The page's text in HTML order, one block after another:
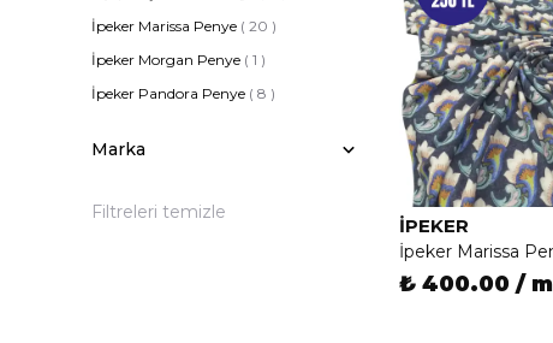
İpeker Marissa Penye ( 20 )
İpeker Morgan Penye ( 1 )
İpeker Pandora Penye ( 8 )
Marka
Filtreleri temizle
İPEKER
İpeker Marissa
₺ 400.00 / m